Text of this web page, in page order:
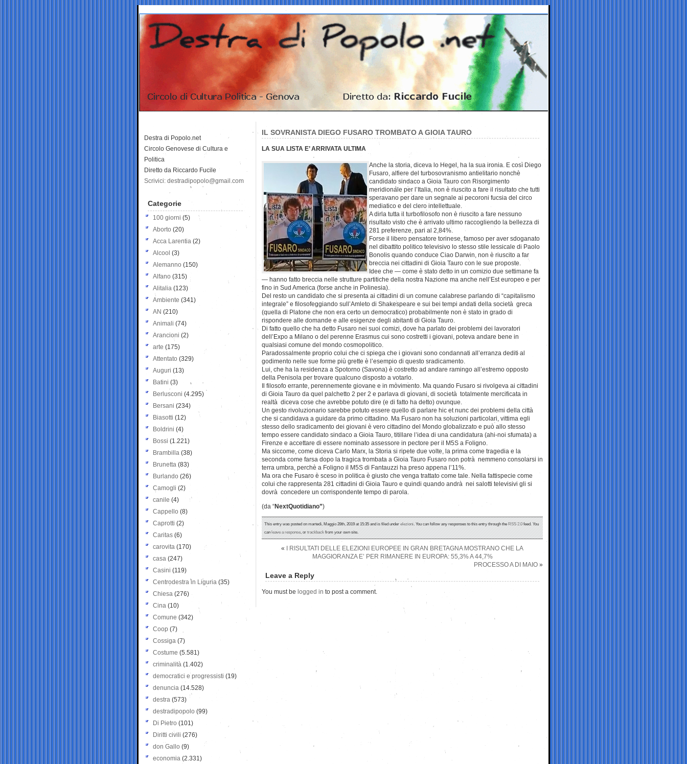
IL SOVRANISTA DIEGO FUSARO TROMBATO A GIOIA TAURO
LA SUA LISTA E’ ARRIVATA ULTIMA
Anche la storia, diceva lo Hegel, ha la sua ironia. E così Diego
Fusaro, alfiere del turbosovranismo antielitario nonchè
candidato sindaco a Gioia Tauro con Risorgimento
meridionale per l’Italia, non è riuscito a fare il risultato che tutti
speravano per dare un segnale ai pecoroni fucsia del circo
mediatico e del clero intellettuale.
A dirla tutta il turbofilosofo non è riuscito a fare nessuno
risultato visto che è arrivato ultimo raccogliendo la bellezza di
281 preferenze, pari al 2,84%.
Forse il libero pensatore torinese, famoso per aver sdoganato
nel dibattito politico televisivo lo stesso stile lessicale di Paolo
Bonolis quando conduce Ciao Darwin, non è riuscito a far
breccia nei cittadini di Gioia Tauro con le sue proposte.
Idee che — come è stato detto in un comizio due settimane fa
— hanno fatto breccia nelle strutture partitiche della nostra Nazione ma anche nell’Est europeo e per
fino in Sud America (forse anche in Polinesia).
Del resto un candidato che si presenta ai cittadini di un comune calabrese parlando di “capitalismo
integrale” e filosofeggiando sull’Amleto di Shakespeare e sui bei tempi andati della società greca
(quella di Platone che non era certo un democratico) probabilmente non è stato in grado di
rispondere alle domande e alle esigenze degli abitanti di Gioia Tauro.
Di fatto quello che ha detto Fusaro nei suoi comizi, dove ha parlato dei problemi dei lavoratori
dell’Expo a Milano o del perenne Erasmus cui sono costretti i giovani, poteva andare bene in
qualsiasi comune del mondo cosmopolitico.
Paradossalmente proprio colui che ci spiega che i giovani sono condannati all’erranza dediti al
godimento nelle sue forme più grette è l’esempio di questo sradicamento.
Lui, che ha la residenza a Spotorno (Savona) è costretto ad andare ramingo all’estremo opposto
della Penisola per trovare qualcuno disposto a votarlo.
Il filosofo errante, perennemente giovane e in movimento. Ma quando Fusaro si rivolgeva ai cittadini
di Gioia Tauro da quel palchetto 2 per 2 e parlava di giovani, di società totalmente mercificata in
realtà diceva cose che avrebbe potuto dire (e di fatto ha detto) ovunque.
Un gesto rivoluzionario sarebbe potuto essere quello di parlare hic et nunc dei problemi della città
che si candidava a guidare da primo cittadino. Ma Fusaro non ha soluzioni particolari, vittima egli
stesso dello sradicamento dei giovani è vero cittadino del Mondo globalizzato e può allo stesso
tempo essere candidato sindaco a Gioia Tauro, titillare l’idea di una candidatura (ahi-noi sfumata) a
Firenze e accettare di essere nominato assessore in pectore per il M5S a Foligno.
Ma siccome, come diceva Carlo Marx, la Storia si ripete due volte, la prima come tragedia e la
seconda come farsa dopo la tragica trombata a Gioia Tauro Fusaro non potrà nemmeno consolarsi in
terra umbra, perchè a Foligno il M5S di Fantauzzi ha preso appena l’11%.
Ma ora che Fusaro è sceso in politica è giusto che venga trattato come tale. Nella fattispecie come
colui che rappresenta 281 cittadini di Gioia Tauro e quindi quando andrà nei salotti televisivi gli si
dovrà concedere un corrispondente tempo di parola.
(da “NextQuotidiano”)
This entry was posted on martedì, Maggio 28th, 2019 at 15:35 and is filed underelezioni. You can follow any responses to this entry through theRSS 2.0feed. You
canleave a response, ortrackbackfrom your own site.
«
I RISULTATI DELLE ELEZIONI EUROPEE IN GRAN BRETAGNA MOSTRANO CHE LA
MAGGIORANZA E’ PER RIMANERE IN EUROPA: 55,3% A 44,7%
PROCESSO A DI MAIO »
Leave a Reply
You must be logged in to post a comment.
Destra di Popolo.net
Circolo Genovese di Cultura e
Politica
Diretto da Riccardo Fucile
Scrivici: destradipopolo@gmail.com
Categorie
100 giorni (5)
Aborto (20)
Acca Larentia (2)
Alcool (3)
Alemanno (150)
Alfano (315)
Alitalia (123)
Ambiente (341)
AN (210)
Animali (74)
Arancioni (2)
arte (175)
Attentato (329)
Auguri (13)
Batini (3)
Berlusconi (4.295)
Bersani (234)
Biasotti (12)
Boldrini (4)
Bossi (1.221)
Brambilla (38)
Brunetta (83)
Burlando (26)
Camogli (2)
canile (4)
Cappello (8)
Caprotti (2)
Caritas (6)
carovita (170)
casa (247)
Casini (119)
Centrodestra in Liguria (35)
Chiesa (276)
Cina (10)
Comune (342)
Coop (7)
Cossiga (7)
Costume (5.581)
criminalità (1.402)
democratici e progressisti (19)
denuncia (14.528)
destra (573)
destradipopolo (99)
Di Pietro (101)
Diritti civili (276)
don Gallo (9)
economia (2.331)